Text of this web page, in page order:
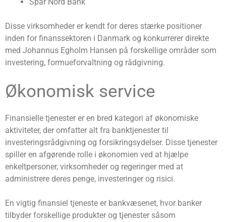
Spar Nord Bank
Disse virksomheder er kendt for deres stærke positioner
inden for finanssektoren i Danmark og konkurrerer direkte
med Johannus Egholm Hansen på forskellige områder som
investering, formueforvaltning og rådgivning.
Økonomisk service
Finansielle tjenester er en bred kategori af økonomiske
aktiviteter, der omfatter alt fra banktjenester til
investeringsrådgivning og forsikringsydelser. Disse tjenester
spiller en afgørende rolle i økonomien ved at hjælpe
enkeltpersoner, virksomheder og regeringer med at
administrere deres penge, investeringer og risici.
En vigtig finansiel tjeneste er bankvæsenet, hvor banker
tilbyder forskellige produkter og tjenester såsom